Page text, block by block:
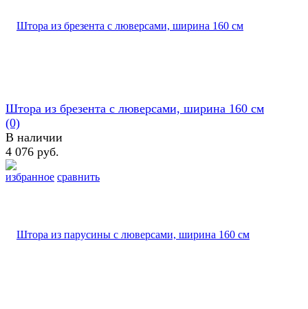
избранное сравнить
Штора из брезента с люверсами, ширина 160 см
(0)
В наличии
4 076 руб.